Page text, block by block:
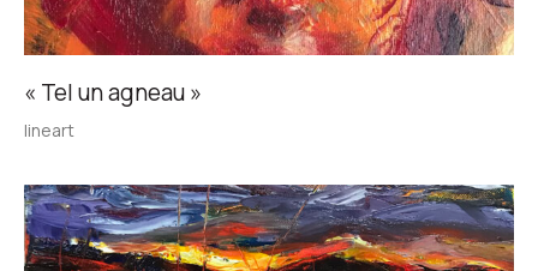
« Tel un agneau »
lineart